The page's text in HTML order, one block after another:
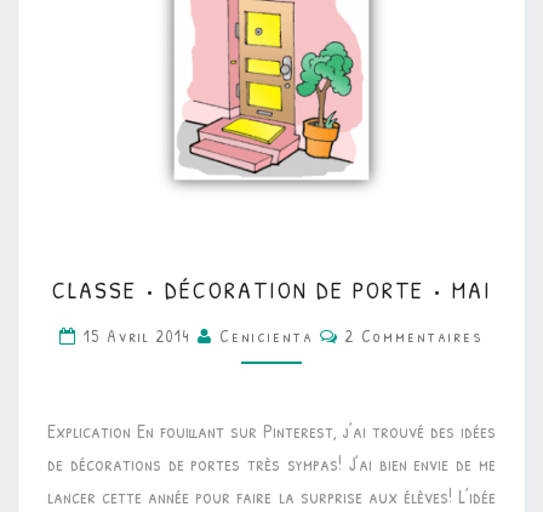
•
DÉCORATION
DE
•
MAI
CLASSE • DÉCORATION DE PORTE • MAI
15 Avril 2014 Cenicienta Commentaires
2 Commentaires
Explication En fouillant sur Pinterest, j’ai trouvé des idées
de décorations de portes très sympas! J’ai bien envie de me
lancer cette année pour faire la surprise aux élèves! L’idée